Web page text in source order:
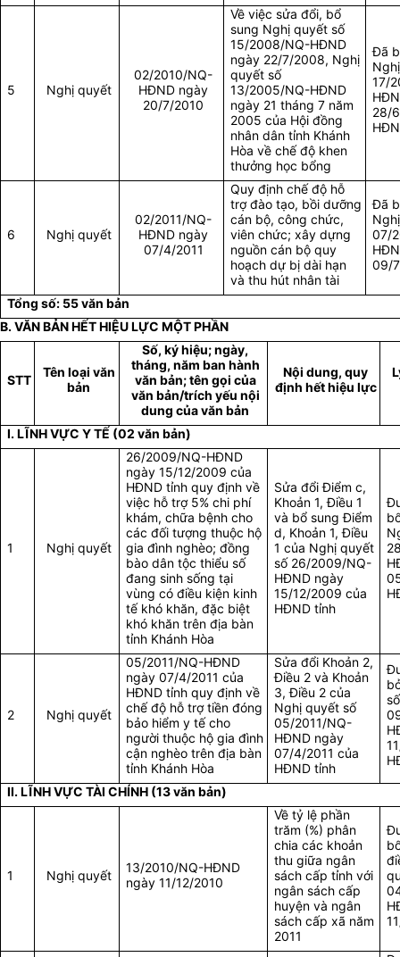
5 Nghị quyết
02/2010/NQ-
HĐND ngày
20/7/2010
Về việc sửa đổi, bổ
sung Nghị quyết số
15/2008/NQ-HĐND
ngày 22/7/2008, Nghị
quyết số
13/2005/NQ-HĐND
ngày 21 tháng 7 năm
2005 của Hội đồng
nhân dân tỉnh Khánh
Hòa về chế độ khen
thưởng học bổng
Đã
17/
28/
6 Nghị quyết
02/2011/NQ-
HĐND ngày
07/4/2011
Quy định chế độ hỗ
trợ đào tạo, bồi dưỡng
cán bộ, công chức,
viên chức; xây dựng
nguồn cán bộ quy
hoạch dự bị dài hạn
và thu hút nhân tài
Đã
07/
09/
Tổng số: 55 văn bản
B. VĂN BẢN HẾT HIỆU LỰC MỘT PHẦN
STT
Tên loại văn
bản
Số, ký hiệu; ngày,
tháng, năm ban hành
văn bản; tên gọi của
văn bản/trích yếu nội
dung của văn bản
Nội dung, quy
định hết hiệu lực
I. LĨNH VỰC Y TẾ (02 văn bản)
1 Nghị quyết
26/2009/NQ-HĐND
ngày 15/12/2009 của
HĐND tỉnh quy định về
việc hỗ trợ 5% chi phí
khám, chữa bệnh cho
các đối tượng thuộc hộ
gia đình nghèo; đồng
bào dân tộc thiểu số
đang sinh sống tại
vùng có điều kiện kinh
tế khó khăn, đặc biệt
khó khăn trên địa bàn
tỉnh Khánh Hòa
Sửa đổi Điểm c,
Khoản 1, Điều 1
và bổ sung Điểm
d, Khoản 1, Điều
1 của Nghị quyết
số 26/2009/NQ-
HĐND ngày
15/12/2009 của
HĐND tỉnh
2 Nghị quyết
05/2011/NQ-HĐND
ngày 07/4/2011 của
HĐND tỉnh quy định về
chế độ hỗ trợ tiền đóng
bảo hiểm y tế cho
người thuộc hộ gia đình
cận nghèo trên địa bàn
tỉnh Khánh Hòa
Sửa đổi Khoản 2,
Điều 2 và Khoản
3, Điều 2 của
Nghị quyết số
05/2011/NQ-
HĐND ngày
07/4/2011 của
HĐND tỉnh
số
II. LĨNH VỰC TÀI CHÍNH (13 văn bản)
1 Nghị quyết
13/2010/NQ-HĐND
ngày 11/12/2010
Về tỷ lệ phần
trăm (%) phân
chia các khoản
thu giữa ngân
sách cấp tỉnh với
ngân sách cấp
huyện và ngân
sách cấp xã năm
2011